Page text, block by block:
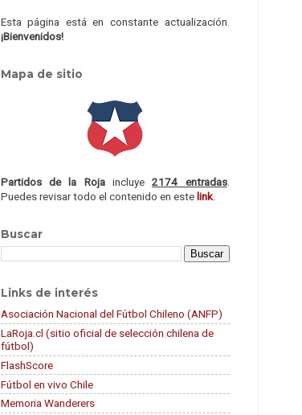
Esta página está en constante actualización.
¡Bienvenidos!
Mapa de sitio
Partidos de la Rojaincluye2174 entradas.
Puedes revisar todo el contenido en estelink.
Buscar
Links de interés
Asociación Nacional del Fútbol Chileno (ANFP)
LaRoja.cl (sitio oficial de selección chilena de
fútbol)
FlashScore
Fútbol en vivo Chile
Memoria Wanderers